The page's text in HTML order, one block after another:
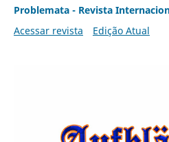
Problemata - Revista
Acessar revista
Edição Atual